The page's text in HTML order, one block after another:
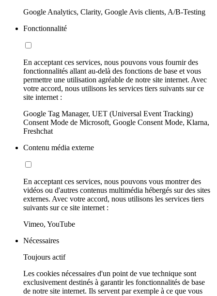
Google Analytics, Clarity, Google Avis clients, A/B-Testing
Fonctionnalité
En acceptant ces services, nous pouvons vous fournir des
fonctionnalités allant au-delà des fonctions de base et vous
permettre une utilisation agréable de notre site internet. Avec
votre accord, nous utilisons les services tiers suivants sur ce
site internet :
Google Tag Manager, UET (Universal Event Tracking)
Consent Mode de Microsoft, Google Consent Mode, Klarna,
Freshchat
Contenu média externe
En acceptant ces services, nous pouvons vous montrer des
vidéos ou d'autres contenus multimédia hébergés sur des sites
externes. Avec votre accord, nous utilisons les services tiers
suivants sur ce site internet :
Vimeo, YouTube
Nécessaires
Toujours actif
Les cookies nécessaires d'un point de vue technique sont
exclusivement destinés à garantir les fonctionnalités de base
de notre site internet. Ils servent par exemple à ce que vous